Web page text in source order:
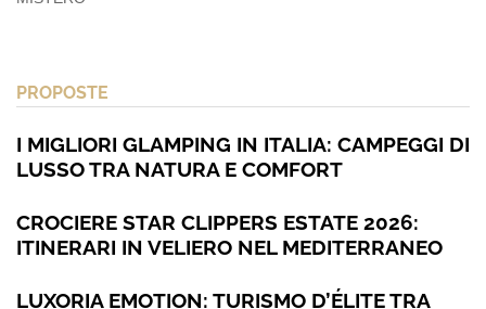
PROPOSTE
I MIGLIORI GLAMPING IN ITALIA: CAMPEGGI DI
LUSSO TRA NATURA E COMFORT
CROCIERE STAR CLIPPERS ESTATE 2026:
ITINERARI IN VELIERO NEL MEDITERRANEO
LUXORIA EMOTION: TURISMO D’ÉLITE TRA